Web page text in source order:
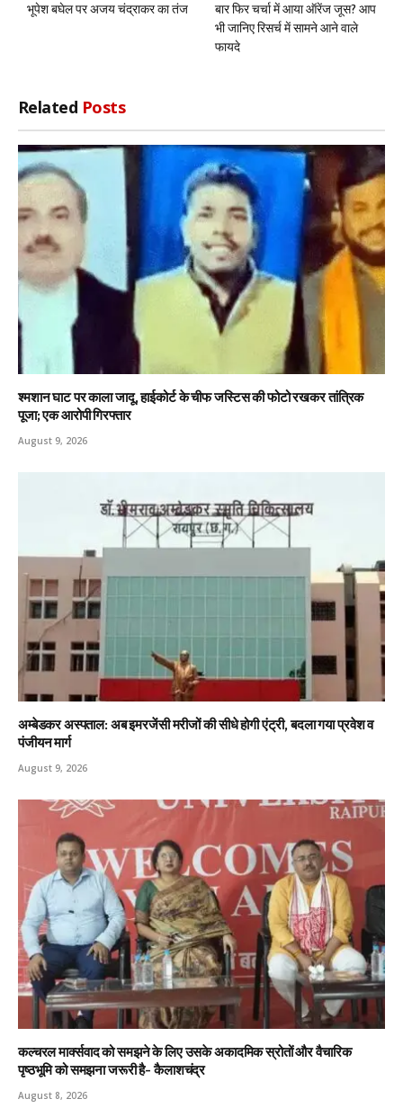
भूपेश बघेल पर अजय चंद्राकर का तंज
बार फिर चर्चा में आया ऑरेंज जूस? आप
भी जानिए रिसर्च में सामने आने वाले
फायदे
Related Posts
श्मशान घाट पर काला जादू, हाईकोर्ट के चीफ जस्टिस की फोटो रखकर तांत्रिक
पूजा; एक आरोपी गिरफ्तार
August 9, 2026
अम्बेडकर अस्पताल: अब इमरजेंसी मरीजों की सीधे होगी एंट्री, बदला गया प्रवेश व
पंजीयन मार्ग
August 9, 2026
कल्चरल मार्क्सवाद को समझने के लिए उसके अकादमिक स्रोतों और वैचारिक
पृष्ठभूमि को समझना जरूरी है- कैलाशचंद्र
August 8, 2026